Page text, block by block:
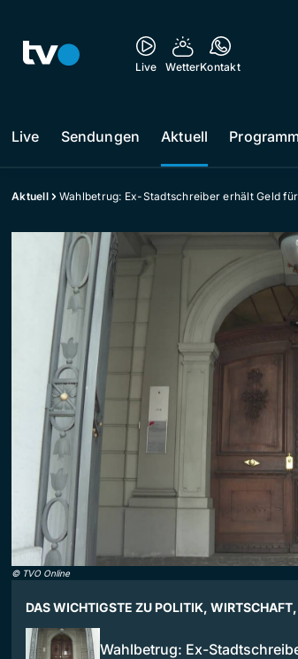
Live WetterKontakt
Live Sendungen Aktuell Programm
Aktuell Wahlbetrug: Ex-Stadtschreiber erhält Geld
© TVO Online
DAS WICHTIGSTE ZU POLITIK,
Wahlbetrug: Ex-